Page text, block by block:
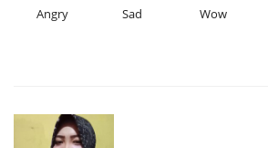
Angry Sad Wow